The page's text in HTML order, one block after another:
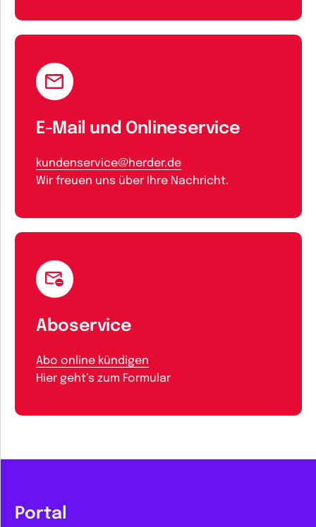
E-Mail und Onlineservice
kundenservice@herder.de
Wir freuen uns über Ihre Nachricht.
Aboservice
Abo online kündigen
Hier geht’s zum Formular
Portal